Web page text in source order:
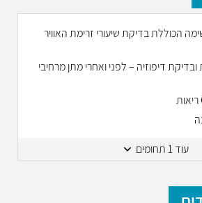
הכוללת בדיקת שיעורי זרימת האוויר
דיפוזיה – לפני ואחרי מתן מרחיבי
עוד 1 תחומים